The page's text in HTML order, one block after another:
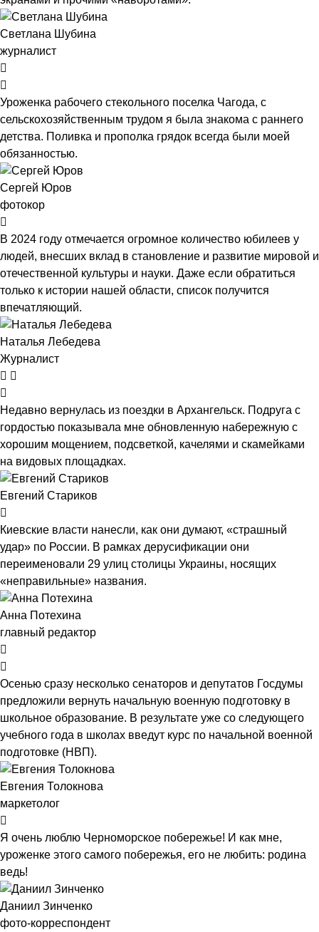
Светлана Шубина
журналист
Уроженка рабочего стекольного поселка Чагода, с
сельскохозяйственным трудом я была знакома с раннего
детства. Поливка и прополка грядок всегда были моей
обязанностью.
Сергей Юров
фотокор
В 2024 году отмечается огромное количество юбилеев у
людей, внесших вклад в становление и развитие мировой и
отечественной культуры и науки. Даже если обратиться
только к истории нашей области, список получится
впечатляющий.
Наталья Лебедева
Журналист
Недавно вернулась из поездки в Архангельск. Подруга с
гордостью показывала мне обновленную набережную с
хорошим мощением, подсветкой, качелями и скамейками
на видовых площадках.
Евгений Стариков
Киевские власти нанесли, как они думают, «страшный
удар» по России. В рамках дерусификации они
переименовали 29 улиц столицы Украины, носящих
«неправильные» названия.
Анна Потехина
главный редактор
Осенью сразу несколько сенаторов и депутатов Госдумы
предложили вернуть начальную военную подготовку в
школьное образование. В результате уже со следующего
учебного года в школах введут курс по начальной военной
подготовке (НВП).
Евгения Толокнова
маркетолог
Я очень люблю Черноморское побережье! И как мне,
уроженке этого самого побережья, его не любить: родина
ведь!
Даниил Зинченко
фото-корреспондент